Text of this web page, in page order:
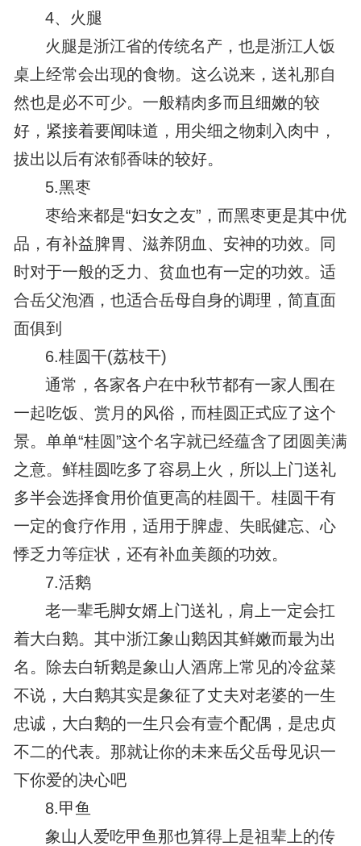
4、火腿
火腿是浙江省的传统名产，也是浙江人饭
桌上经常会出现的食物。这么说来，送礼那自
然也是必不可少。一般精肉多而且细嫩的较
好，紧接着要闻味道，用尖细之物刺入肉中，
拔出以后有浓郁香味的较好。
5.黑枣
枣给来都是“妇女之友”，而黑枣更是其中优
品，有补益脾胃、滋养阴血、安神的功效。同
时对于一般的乏力、贫血也有一定的功效。适
合岳父泡酒，也适合岳母自身的调理，简直面
面俱到
6.桂圆干(荔枝干)
通常，各家各户在中秋节都有一家人围在
一起吃饭、赏月的风俗，而桂圆正式应了这个
景。单单“桂圆”这个名字就已经蕴含了团圆美满
之意。鲜桂圆吃多了容易上火，所以上门送礼
多半会选择食用价值更高的桂圆干。桂圆干有
一定的食疗作用，适用于脾虚、失眠健忘、心
悸乏力等症状，还有补血美颜的功效。
7.活鹅
老一辈毛脚女婿上门送礼，肩上一定会扛
着大白鹅。其中浙江象山鹅因其鲜嫩而最为出
名。除去白斩鹅是象山人酒席上常见的冷盆菜
不说，大白鹅其实是象征了丈夫对老婆的一生
忠诚，大白鹅的一生只会有壹个配偶，是忠贞
不二的代表。那就让你的未来岳父岳母见识一
下你爱的决心吧
8.甲鱼
象山人爱吃甲鱼那也算得上是祖辈上的传